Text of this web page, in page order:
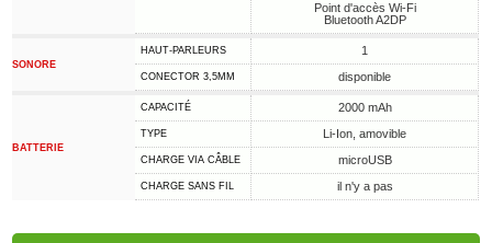
Point d'accès Wi-Fi
Bluetooth A2DP
SONORE
HAUT-PARLEURS 1
CONECTOR 3,5MM disponible
BATTERIE
CAPACITÉ 2000 mAh
TYPE Li-Ion, amovible
CHARGE VIA CÂBLE microUSB
CHARGE SANS FIL il n'y a pas